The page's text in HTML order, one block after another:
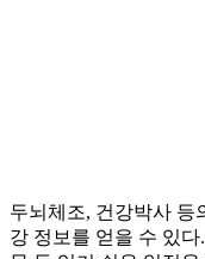
두뇌체조, 건강박사 등
강 정보를 얻을 수 있